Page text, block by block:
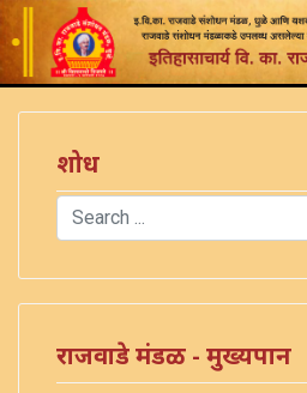
शोध
Search
राजवाडे मंडळ - मुख्यपान